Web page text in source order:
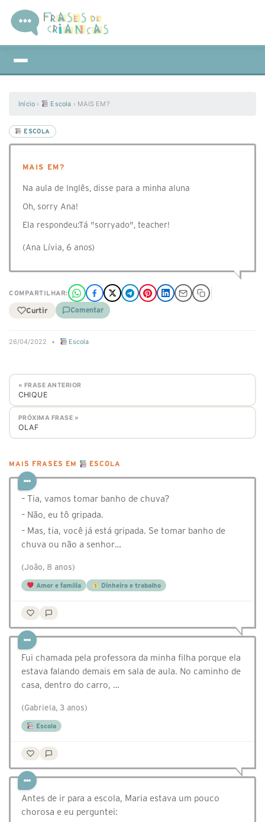
Início › Escola › MAIS EM?
ESCOLA
MAIS EM?
Na aula de Inglês, disse para a minha aluna
Oh, sorry Ana!
Ela respondeu:Tá "sorryado", teacher!
(Ana Lívia, 6 anos)
COMPARTILHAR:
Curtir Comentar
26/04/2022 • Escola
« FRASE ANTERIOR
CHIQUE
PRÓXIMA FRASE »
OLAF
MAIS FRASES EM ESCOLA
– Tia, vamos tomar banho de chuva?
– Não, eu tô gripada.
– Mas, tia, você já está gripada. Se tomar banho de
chuva ou não a senhor…
(João, 8 anos)
Amor e família Dinheiro e trabalho
Fui chamada pela professora da minha filha porque ela
estava falando demais em sala de aula. No caminho de
casa, dentro do carro, …
(Gabriela, 3 anos)
Escola
Antes de ir para a escola, Maria estava um pouco
chorosa e eu perguntei: